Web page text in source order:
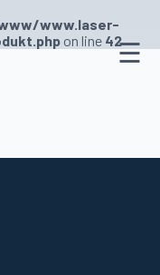
www.laser-
on line 42☰